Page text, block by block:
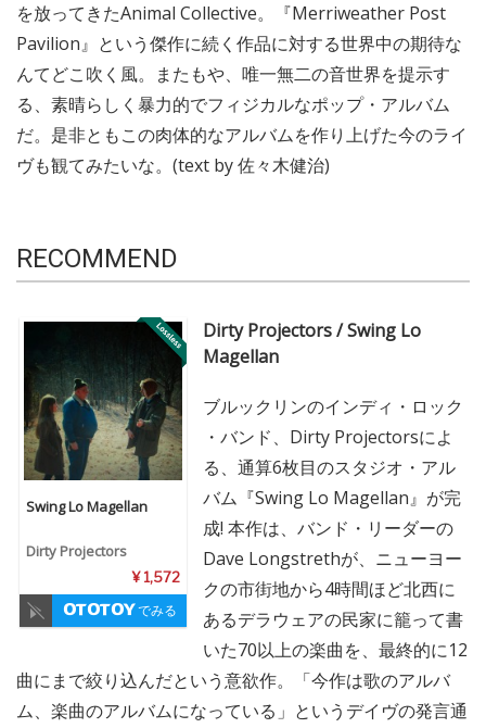
を放ってきたAnimal Collective。『Merriweather Post
Pavilion』という傑作に続く作品に対する世界中の期待な
んてどこ吹く風。またもや、唯一無二の音世界を提示す
る、素晴らしく暴力的でフィジカルなポップ・アルバム
だ。是非ともこの肉体的なアルバムを作り上げた今のライ
ヴも観てみたいな。(text by 佐々木健治)
RECOMMEND
Swing Lo Magellan
Dirty Projectors
¥ 1,572
でみる
Dirty Projectors / Swing Lo
Magellan
ブルックリンのインディ・ロック
・バンド、Dirty Projectorsによ
る、通算6枚目のスタジオ・アル
バム『Swing Lo Magellan』が完
成! 本作は、バンド・リーダーの
Dave Longstrethが、ニューヨー
クの市街地から4時間ほど北西に
あるデラウェアの民家に籠って書
いた70以上の楽曲を、最終的に12
曲にまで絞り込んだという意欲作。「今作は歌のアルバ
ム、楽曲のアルバムになっている」というデイヴの発言通